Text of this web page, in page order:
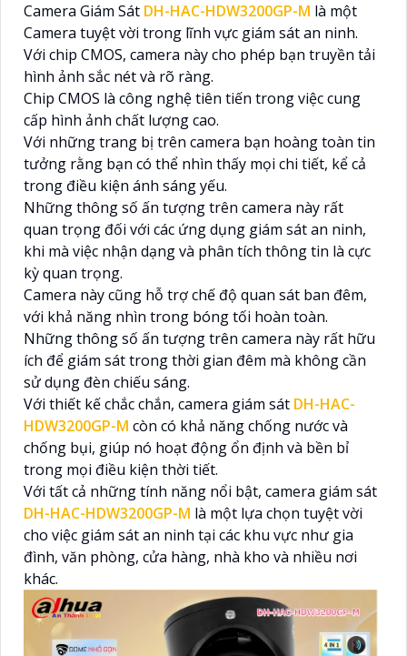
Camera Giám Sát DH-HAC-HDW3200GP-M là một
Camera tuyệt vời trong lĩnh vực giám sát an ninh.
Với chip CMOS, camera này cho phép bạn truyền tải
hình ảnh sắc nét và rõ ràng.
Chip CMOS là công nghệ tiên tiến trong việc cung
cấp hình ảnh chất lượng cao.
Với những trang bị trên camera bạn hoàng toàn tin
tưởng rằng bạn có thể nhìn thấy mọi chi tiết, kể cả
trong điều kiện ánh sáng yếu.
Những thông số ấn tượng trên camera này rất
quan trọng đối với các ứng dụng giám sát an ninh,
khi mà việc nhận dạng và phân tích thông tin là cực
kỳ quan trọng.
Camera này cũng hỗ trợ chế độ quan sát ban đêm,
với khả năng nhìn trong bóng tối hoàn toàn.
Những thông số ấn tượng trên camera này rất hữu
ích để giám sát trong thời gian đêm mà không cần
sử dụng đèn chiếu sáng.
Với thiết kế chắc chắn, camera giám sát DH-HAC-
HDW3200GP-M còn có khả năng chống nước và
chống bụi, giúp nó hoạt động ổn định và bền bỉ
trong mọi điều kiện thời tiết.
Với tất cả những tính năng nổi bật, camera giám sát
DH-HAC-HDW3200GP-M là một lựa chọn tuyệt vời
cho việc giám sát an ninh tại các khu vực như gia
đình, văn phòng, cửa hàng, nhà kho và nhiều nơi
khác.